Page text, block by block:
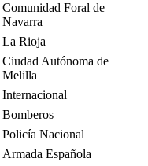
Comunidad Foral de
Navarra
La Rioja
Ciudad Autónoma de
Melilla
Internacional
Bomberos
Policía Nacional
Armada Española